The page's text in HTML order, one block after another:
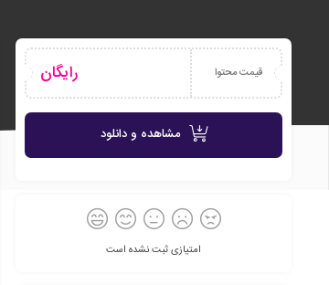
قیمت محتوا رایگان
مشاهده و دانلود
امتیازی ثبت نشده است